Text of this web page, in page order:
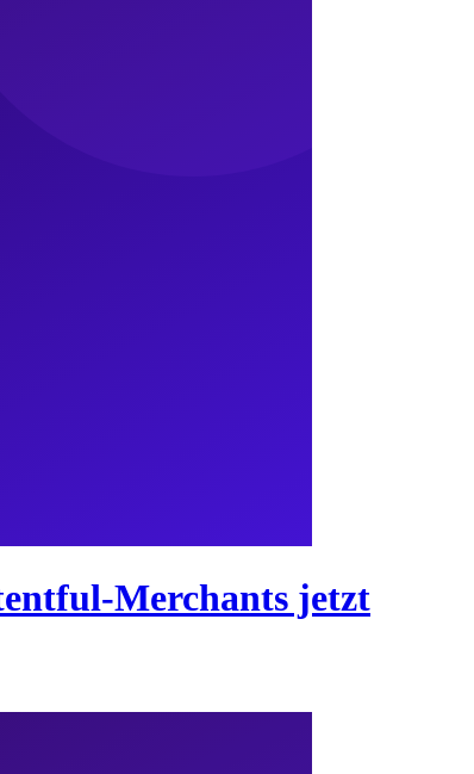
Merchants jetzt